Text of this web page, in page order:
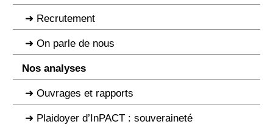
Recrutement
On parle de nous
Nos analyses
Ouvrages et rapports
Plaidoyer d’InPACT : souveraineté